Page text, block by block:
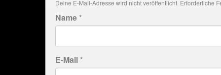
Deine E-Mail-Adresse wird nicht veröffentlicht. Erforderliche
Name *
E-Mail *